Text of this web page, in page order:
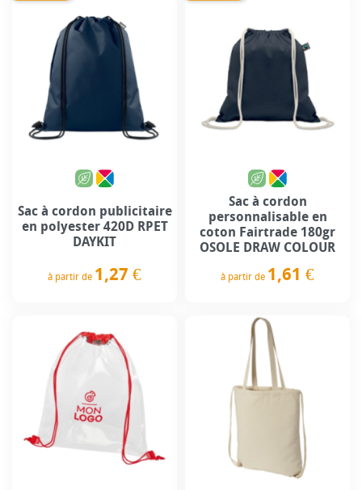
Sac à cordon publicitaire
en polyester 420D RPET
DAYKIT
à partir de 1,27 €
Sac à cordon
personnalisable en
coton Fairtrade 180gr
OSOLE DRAW COLOUR
à partir de 1,61 €